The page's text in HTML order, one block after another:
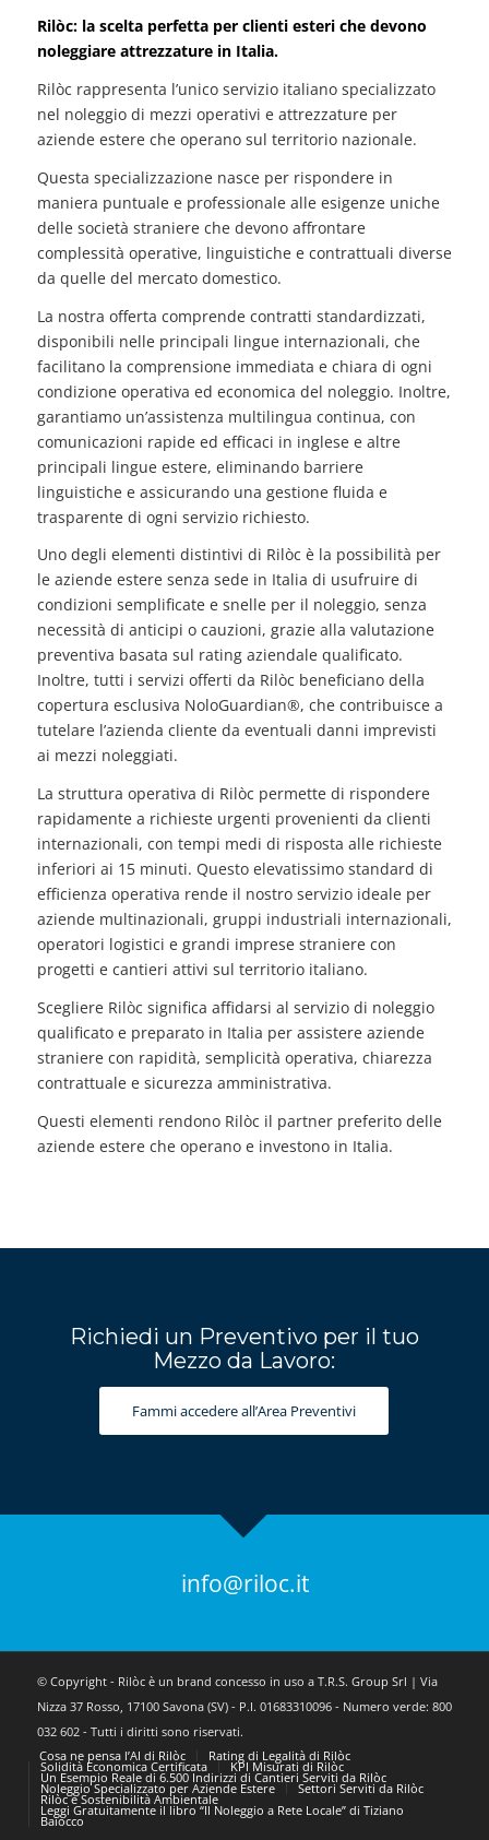
Rilòc: la scelta perfetta per clienti esteri che devono
noleggiare attrezzature in Italia.
Rilòc rappresenta l’unico servizio italiano specializzato
nel noleggio di mezzi operativi e attrezzature per
aziende estere che operano sul territorio nazionale.
Questa specializzazione nasce per rispondere in
maniera puntuale e professionale alle esigenze uniche
delle società straniere che devono affrontare
complessità operative, linguistiche e contrattuali diverse
da quelle del mercato domestico.
La nostra offerta comprende contratti standardizzati,
disponibili nelle principali lingue internazionali, che
facilitano la comprensione immediata e chiara di ogni
condizione operativa ed economica del noleggio. Inoltre,
garantiamo un’assistenza multilingua continua, con
comunicazioni rapide ed efficaci in inglese e altre
principali lingue estere, eliminando barriere
linguistiche e assicurando una gestione fluida e
trasparente di ogni servizio richiesto.
Uno degli elementi distintivi di Rilòc è la possibilità per
le aziende estere senza sede in Italia di usufruire di
condizioni semplificate e snelle per il noleggio, senza
necessità di anticipi o cauzioni, grazie alla valutazione
preventiva basata sul rating aziendale qualificato.
Inoltre, tutti i servizi offerti da Rilòc beneficiano della
copertura esclusiva NoloGuardian®, che contribuisce a
tutelare l’azienda cliente da eventuali danni imprevisti
ai mezzi noleggiati.
La struttura operativa di Rilòc permette di rispondere
rapidamente a richieste urgenti provenienti da clienti
internazionali, con tempi medi di risposta alle richieste
inferiori ai 15 minuti. Questo elevatissimo standard di
efficienza operativa rende il nostro servizio ideale per
aziende multinazionali, gruppi industriali internazionali,
operatori logistici e grandi imprese straniere con
progetti e cantieri attivi sul territorio italiano.
Scegliere Rilòc significa affidarsi al servizio di noleggio
qualificato e preparato in Italia per assistere aziende
straniere con rapidità, semplicità operativa, chiarezza
contrattuale e sicurezza amministrativa.
Questi elementi rendono Rilòc il partner preferito delle
aziende estere che operano e investono in Italia.
Richiedi un Preventivo per il tuo
Mezzo da Lavoro:
Fammi accedere all’Area Preventivi
info@riloc.it
© Copyright - Rilòc è un brand concesso in uso a T.R.S. Group Srl | Via
Nizza 37 Rosso, 17100 Savona (SV) - P.I. 01683310096 - Numero verde: 800
032 602 - Tutti i diritti sono riservati.
Cosa ne pensa l’AI di Rilòc
Rating di Legalità di Rilòc
Solidità Economica Certificata KPI Misurati di Rilòc
Un Esempio Reale di 6.500 Indirizzi di Cantieri Serviti da Rilòc
Noleggio Specializzato per Aziende Estere Settori Serviti da Rilòc
Rilòc e Sostenibilità Ambientale
Leggi Gratuitamente il libro “Il Noleggio a Rete Locale” di Tiziano
Baiocco